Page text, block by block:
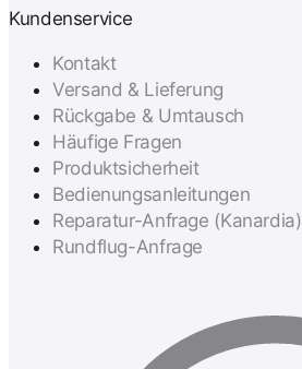
Kundenservice
Kontakt
Versand & Lieferung
Rückgabe & Umtausch
Häufige Fragen
Produktsicherheit
Bedienungsanleitungen
Reparatur-Anfrage (Kanardia)
Rundflug-Anfrage